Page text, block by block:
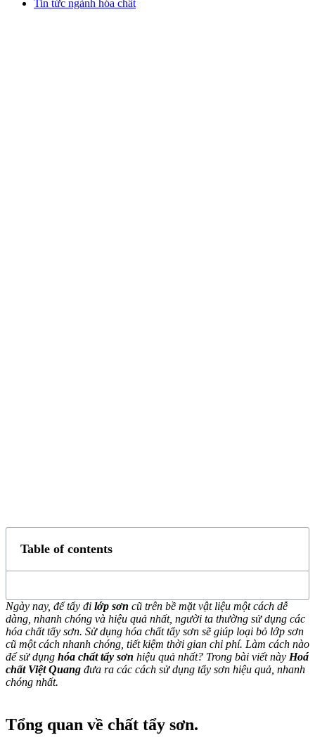
Tin tức ngành hóa chất
Table of contents
Ngày nay, để tẩy đi lớp sơn cũ trên bề mặt vật liệu một cách dễ
dàng, nhanh chóng và hiệu quả nhất, người ta thường sử dụng các
hóa chất tẩy sơn. Sử dụng hóa chất tẩy sơn sẽ giúp loại bỏ lớp sơn
cũ một cách nhanh chóng, tiết kiệm thời gian chi phí. Làm cách nào
để sử dụng hóa chất tẩy sơn hiệu quả nhất? Trong bài viết này Hoá
chất Việt Quang đưa ra các cách sử dụng tẩy sơn hiệu quả, nhanh
chóng nhất.
Tổng quan về chất tẩy sơn.